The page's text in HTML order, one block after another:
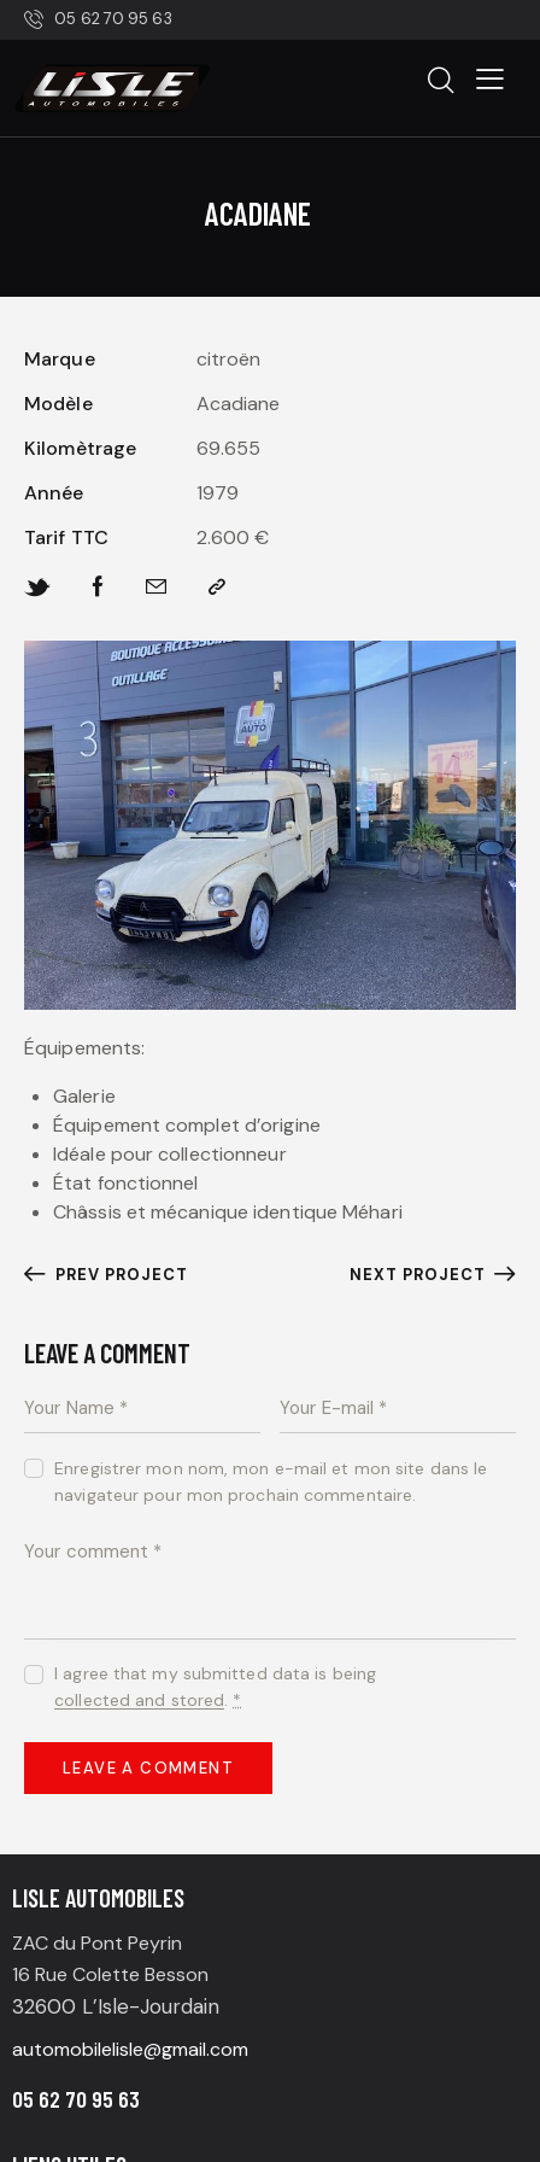
05 62 70 95 63
ACADIANE
Marque
citroën
Modèle
Acadiane
Kilomètrage
69.655
Année
1979
Tarif TTC
2.600 €
Équipements:
Galerie
Équipement complet d’origine
Idéale pour collectionneur
État fonctionnel
Châssis et mécanique identique Méhari
PREV PROJECT NEXT PROJECT
LEAVE A COMMENT
Enregistrer mon nom, mon e-mail et mon site dans le
navigateur pour mon prochain commentaire.
I agree that my submitted data is being
collected and stored. *
LISLE AUTOMOBILES
ZAC du Pont Peyrin
16 Rue Colette Besson
32600 L’Isle-Jourdain
automobilelisle@gmail.com
05 62 70 95 63